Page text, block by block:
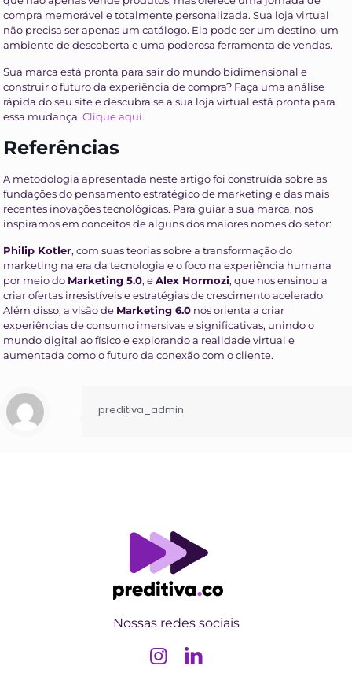
compra memorável e totalmente personalizada. Sua loja virtual
não precisa ser apenas um catálogo. Ela pode ser um destino, um
ambiente de descoberta e uma poderosa ferramenta de vendas.
Sua marca está pronta para sair do mundo bidimensional e
construir o futuro da experiência de compra? Faça uma análise
rápida do seu site e descubra se a sua loja virtual está pronta para
essa mudança.Clique aqui.
Referências
A metodologia apresentada neste artigo foi construída sobre as
fundações do pensamento estratégico de marketing e das mais
recentes inovações tecnológicas. Para guiar a sua marca, nos
inspiramos em conceitos de alguns dos maiores nomes do setor:
Philip Kotler, com suas teorias sobre a transformação do
marketing na era da tecnologia e o foco na experiência humana
por meio do Marketing 5.0, eAlex Hormozi, que nos ensinou a
criar ofertas irresistíveis e estratégias de crescimento acelerado.
Além disso, a visão de Marketing 6.0 nos orienta a criar
experiências de consumo imersivas e significativas, unindo o
mundo digital ao físico e explorando a realidade virtual e
aumentada como o futuro da conexão com o cliente.
preditiva_admin
Nossas redes sociais